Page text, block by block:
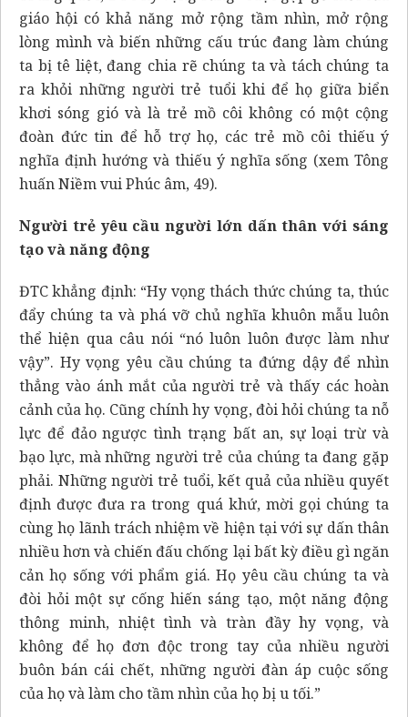
giáo hội có khả năng mở rộng tầm nhìn, mở rộng
lòng mình và biến những cấu trúc đang làm chúng
ta bị tê liệt, đang chia rẽ chúng ta và tách chúng ta
ra khỏi những người trẻ tuổi khi để họ giữa biển
khơi sóng gió và là trẻ mồ côi không có một cộng
đoàn đức tin để hỗ trợ họ, các trẻ mồ côi thiếu ý
nghĩa định hướng và thiếu ý nghĩa sống (xem Tông
huấn Niềm vui Phúc âm, 49).
Người trẻ yêu cầu người lớn dấn thân với sáng
tạo và năng động
ĐTC khẳng định: “Hy vọng thách thức chúng ta, thúc
đẩy chúng ta và phá vỡ chủ nghĩa khuôn mẫu luôn
thể hiện qua câu nói “nó luôn luôn được làm như
vậy”. Hy vọng yêu cầu chúng ta đứng dậy để nhìn
thẳng vào ánh mắt của người trẻ và thấy các hoàn
cảnh của họ. Cũng chính hy vọng, đòi hỏi chúng ta nỗ
lực để đảo ngược tình trạng bất an, sự loại trừ và
bạo lực, mà những người trẻ của chúng ta đang gặp
phải. Những người trẻ tuổi, kết quả của nhiều quyết
định được đưa ra trong quá khứ, mời gọi chúng ta
cùng họ lãnh trách nhiệm về hiện tại với sự dấn thân
nhiều hơn và chiến đấu chống lại bất kỳ điều gì ngăn
cản họ sống với phẩm giá. Họ yêu cầu chúng ta và
đòi hỏi một sự cống hiến sáng tạo, một năng động
thông minh, nhiệt tình và tràn đầy hy vọng, và
không để họ đơn độc trong tay của nhiều người
buôn bán cái chết, những người đàn áp cuộc sống
của họ và làm cho tầm nhìn của họ bị u tối.”